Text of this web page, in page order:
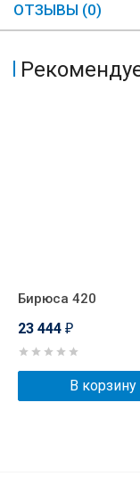
ОТЗЫВЫ (0)
Бирюса 420
23 444 ₽
В корзину